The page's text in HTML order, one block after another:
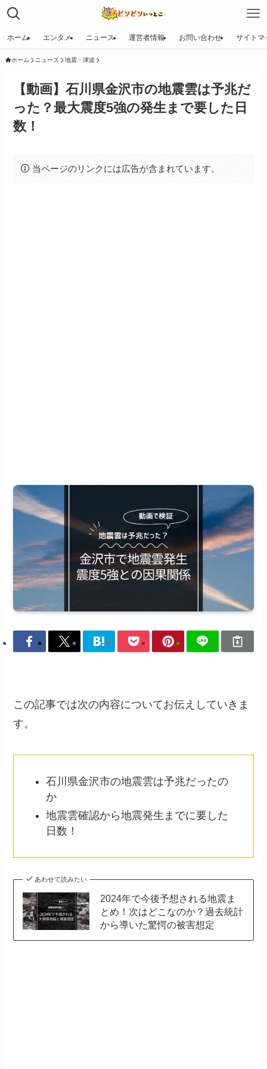
ホーム エンタメ ニュース 運営者情報 お問い合わせ サイトマ
ホーム ニュース 地震・津波
【動画】石川県金沢市の地震雲は予兆だ
った？最大震度5強の発生まで要した日
数！
当ページのリンクには広告が含まれています。
この記事では次の内容についてお伝えしていきま
す。
石川県金沢市の地震雲は予兆だったの
か
地震雲確認から地震発生までに要した
日数！
あわせて読みたい
2024年で今後予想される地震ま
とめ！次はどこなのか？過去統計
から導いた驚愕の被害想定